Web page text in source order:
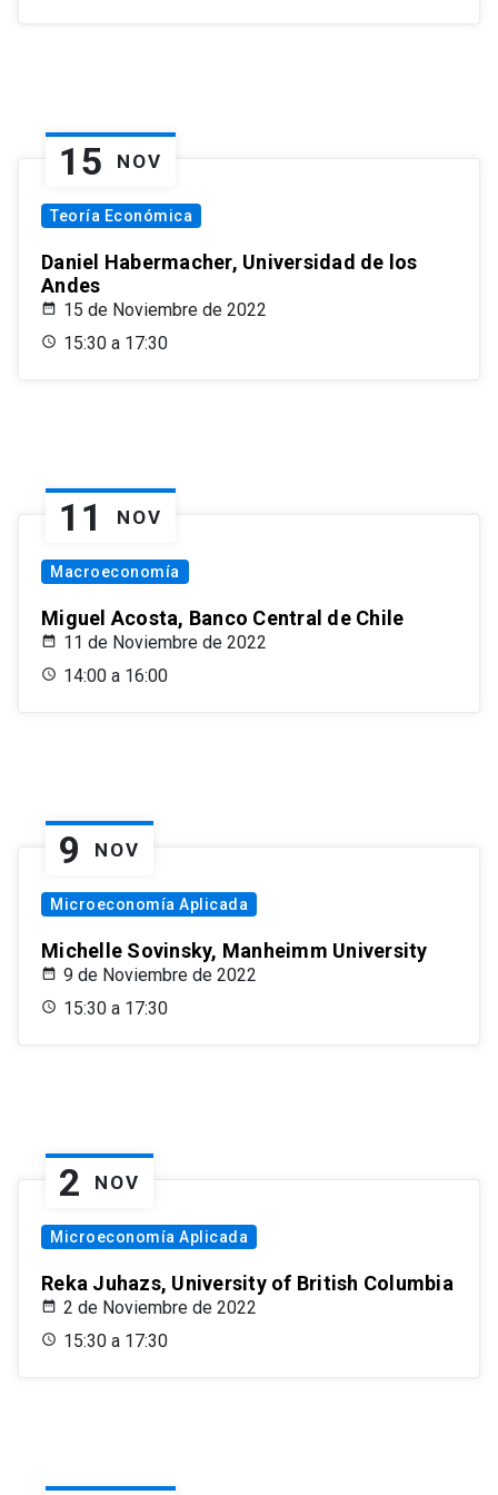
15 NOV
Teoría Económica
Daniel Habermacher, Universidad de los
Andes
15 de Noviembre de 2022
15:30 a 17:30
11 NOV
Macroeconomía
Miguel Acosta, Banco Central de Chile
11 de Noviembre de 2022
14:00 a 16:00
9 NOV
Microeconomía Aplicada
Michelle Sovinsky, Manheimm University
9 de Noviembre de 2022
15:30 a 17:30
2 NOV
Microeconomía Aplicada
Reka Juhazs, University of British Columbia
2 de Noviembre de 2022
15:30 a 17:30